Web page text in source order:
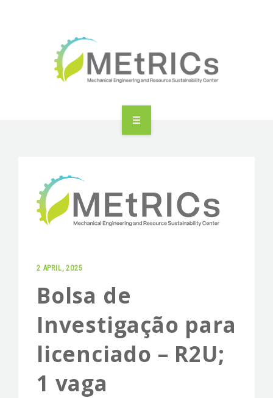
RESEARCH
PUBLICATIONS
CONTACTS
2 APRIL, 2025
Bolsa de
Investigação para
licenciado – R2U;
1 vaga